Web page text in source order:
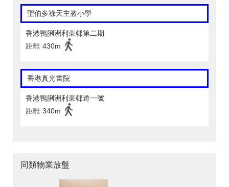
聖伯多祿天主教小學
香港鴨脷洲利東邨第二期
距離 430m
香港真光書院
香港鴨脷洲利東邨道一號
距離 340m
同類物業放盤